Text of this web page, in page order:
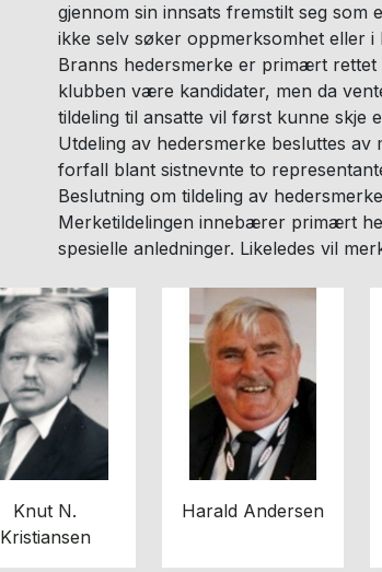
gjennom sin innsats fremstilt seg
ikke selv søker oppmerksomhet eller
Branns hedersmerke er primært
klubben være kandidater, men da
tildeling til ansatte vil først kunne skje
Utdeling av hedersmerke besluttes av
forfall blant sistnevnte to
Beslutning om tildeling av
Merketildelingen innebærer primært
spesielle anledninger. Likeledes vil
Knut N.
Kristiansen
Harald Andersen